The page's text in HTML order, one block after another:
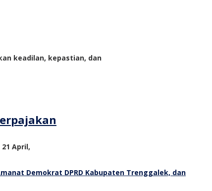
keadilan, kepastian, dan
April,